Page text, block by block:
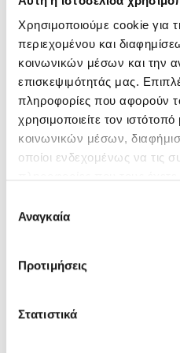
Χρησιμοποιούμε cookie για
περιεχομένου και
κοινωνικών μέσων και την
επισκεψιμότητάς μας.
πληροφορίες που αφορούν
χρησιμοποιείτε τον
κοινωνικών μέσων,
οποίοι ενδεχομένως να τις
των υπηρεσιών τους.
συγκατάθεσης
Αναγκαία
Προτιμήσεις
Στατιστικά
look.
Επιλέξτε την Ανδρική
JACK & JONES για να
ντύσιμο με στυλ και άνεση.
Μεγεθολόγιο
SKU:
Κωδικός
Αποστολές Προϊόντων
Επιστροφές Προϊόντων